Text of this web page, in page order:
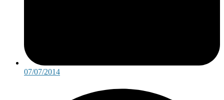
07/07/2014